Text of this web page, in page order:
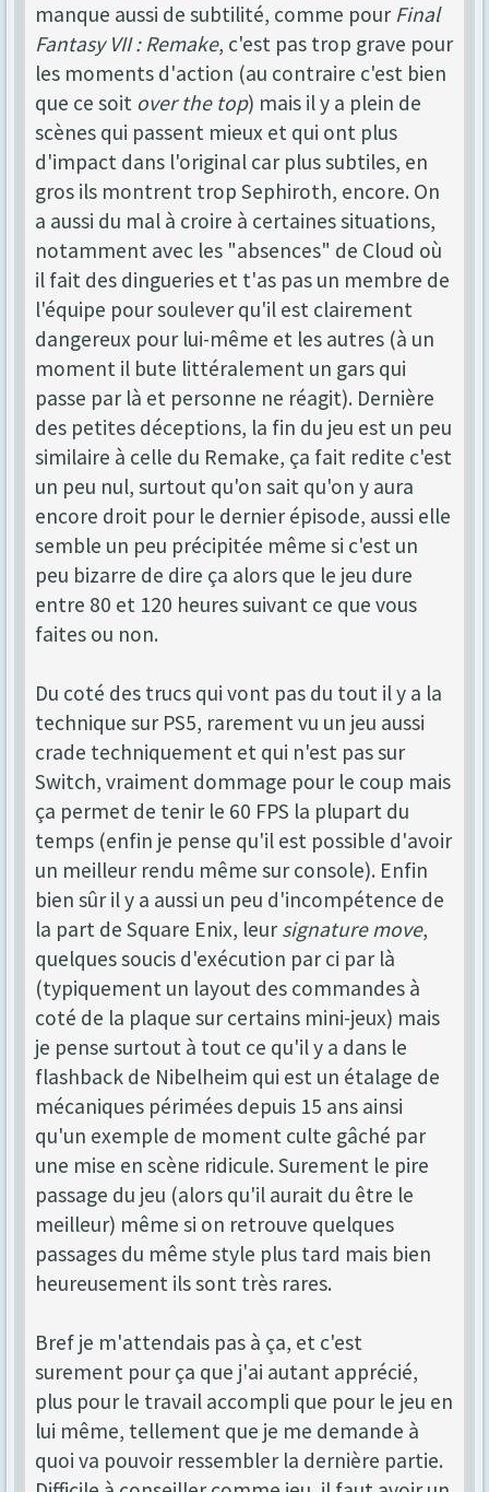
manque aussi de subtilité, comme pourFinal
Fantasy VII : Remake, c'est pas trop grave pour
les moments d'action (au contraire c'est bien
que ce soit over the top) mais il y a plein de
scènes qui passent mieux et qui ont plus
d'impact dans l'original car plus subtiles, en
gros ils montrent trop Sephiroth, encore. On
a aussi du mal à croire à certaines situations,
notamment avec les "absences" de Cloud où
il fait des dingueries et t'as pas un membre de
l'équipe pour soulever qu'il est clairement
dangereux pour lui-même et les autres (à un
moment il bute littéralement un gars qui
passe par là et personne ne réagit). Dernière
des petites déceptions, la fin du jeu est un peu
similaire à celle du Remake, ça fait redite c'est
un peu nul, surtout qu'on sait qu'on y aura
encore droit pour le dernier épisode, aussi elle
semble un peu précipitée même si c'est un
peu bizarre de dire ça alors que le jeu dure
entre 80 et 120 heures suivant ce que vous
faites ou non.
Du coté des trucs qui vont pas du tout il y a la
technique sur PS5, rarement vu un jeu aussi
crade techniquement et qui n'est pas sur
Switch, vraiment dommage pour le coup mais
ça permet de tenir le 60 FPS la plupart du
temps (enfin je pense qu'il est possible d'avoir
un meilleur rendu même sur console). Enfin
bien sûr il y a aussi un peu d'incompétence de
la part de Square Enix, leursignature move,
quelques soucis d'exécution par ci par là
(typiquement un layout des commandes à
coté de la plaque sur certains mini-jeux) mais
je pense surtout à tout ce qu'il y a dans le
flashback de Nibelheim qui est un étalage de
mécaniques périmées depuis 15 ans ainsi
qu'un exemple de moment culte gâché par
une mise en scène ridicule. Surement le pire
passage du jeu (alors qu'il aurait du être le
meilleur) même si on retrouve quelques
passages du même style plus tard mais bien
heureusement ils sont très rares.
Bref je m'attendais pas à ça, et c'est
surement pour ça que j'ai autant apprécié,
plus pour le travail accompli que pour le jeu en
lui même, tellement que je me demande à
quoi va pouvoir ressembler la dernière partie.